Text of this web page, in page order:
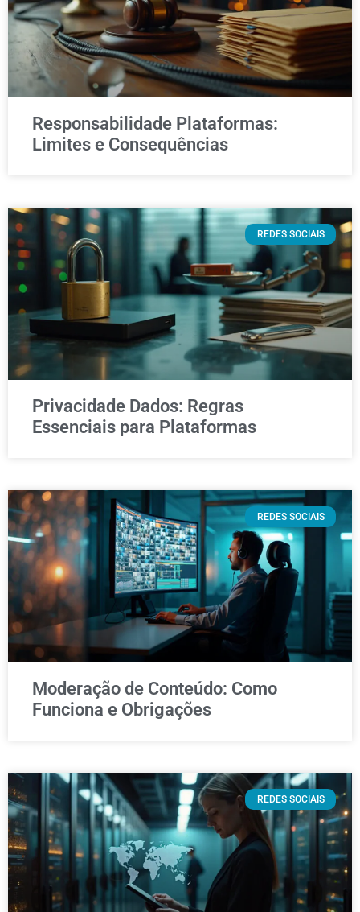
Responsabilidade Plataformas:
Limites e Consequências
REDES SOCIAIS
Privacidade Dados: Regras
Essenciais para Plataformas
REDES SOCIAIS
Moderação de Conteúdo: Como
Funciona e Obrigações
REDES SOCIAIS